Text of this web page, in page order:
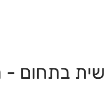
בתחום -